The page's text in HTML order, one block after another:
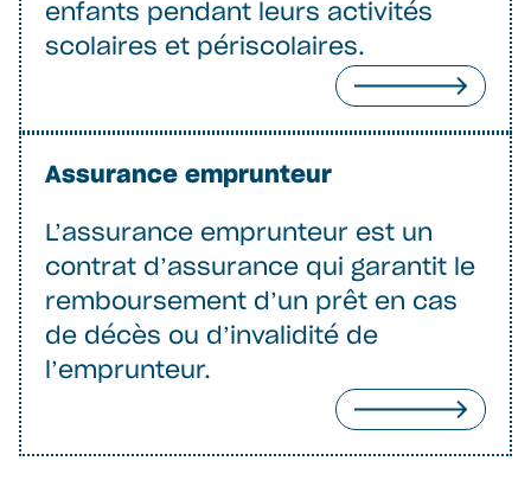
enfants pendant leurs activités
scolaires et périscolaires.
Assurance emprunteur
L’assurance emprunteur est un
contrat d’assurance qui garantit le
remboursement d’un prêt en cas
de décès ou d’invalidité de
l’emprunteur.